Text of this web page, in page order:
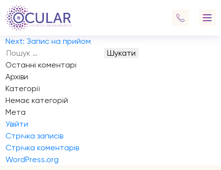
Запис на прийом
запись
Навігація
записів
Previous: Запис на прийом
Next: Запис на прийом
Пошук:
Останні коментарі
Архіви
Категорії
Немає категорій
Мета
Увійти
Стрічка записів
Стрічка коментарів
WordPress.org